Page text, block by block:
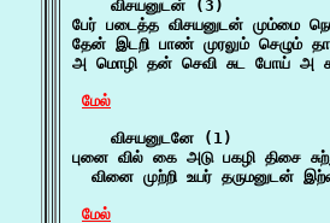
    விசயனுடன் (3)
பேர் படைத்த விசயனுடன் மும்மை
தேன் இடறி பாண் முரலும் செழும்
அ மொழி தன் செவி சுட போய் அ
மேல்
    விசயனுடனே (1)
புனை வில் கை அடு பகழி திசை
வினை முற்றி உயர் தருமனுடன்
மேல்